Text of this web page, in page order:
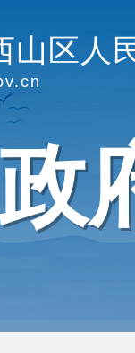
山区人